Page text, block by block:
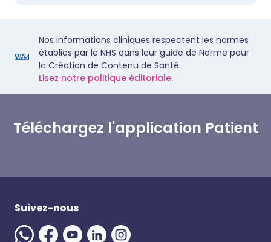
Nos informations cliniques respectent les normes
établies par le NHS dans leur guide de Norme pour
la Création de Contenu de Santé.
Lisez notre politique éditoriale.
Téléchargez l'application Patient
Suivez-nous